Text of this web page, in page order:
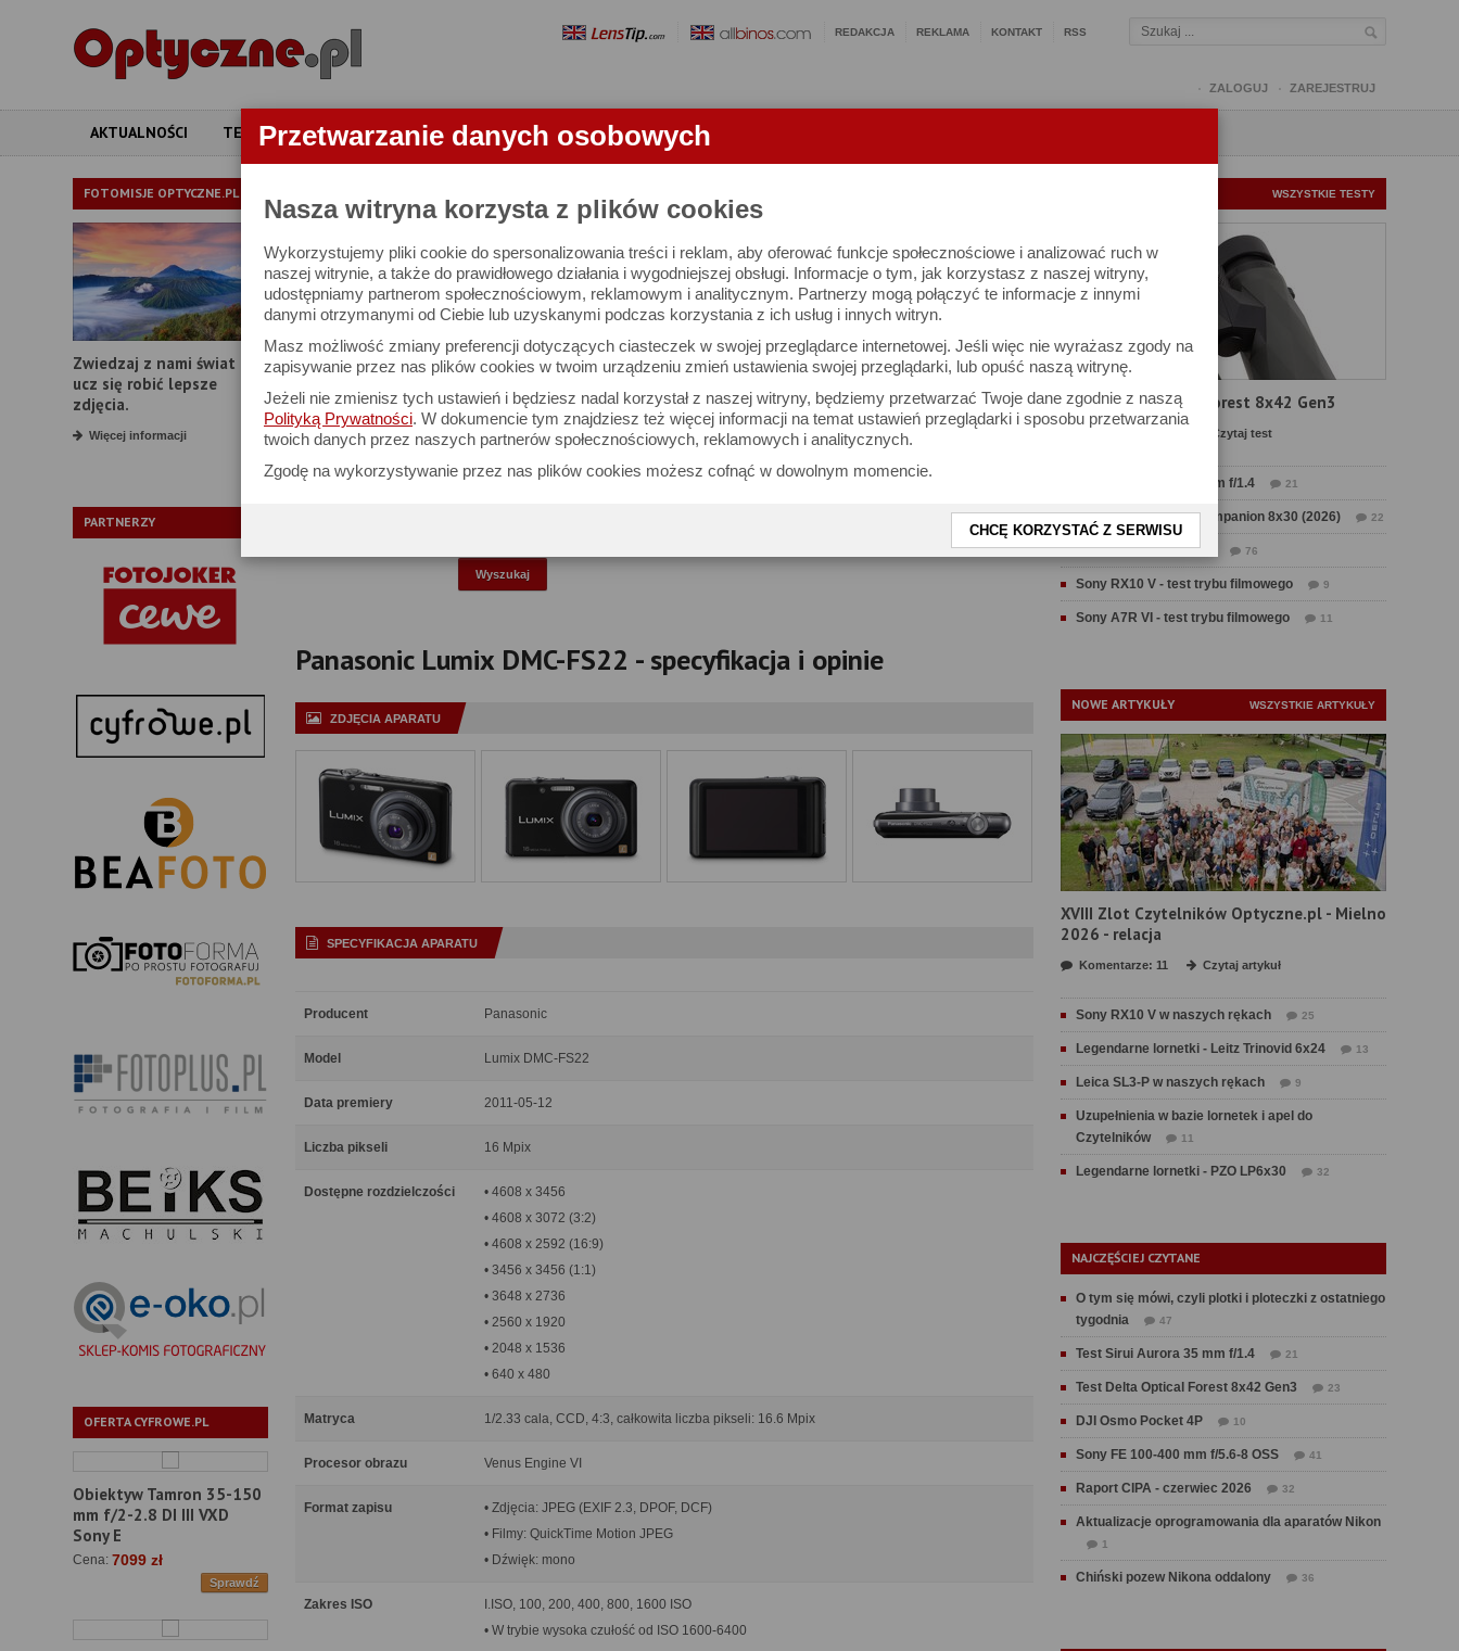
Przetwarzanie danych osobowych
Nasza witryna korzysta z plików cookies
Wykorzystujemy pliki cookie do spersonalizowania treści i reklam, aby oferować funkcje społecznościowe i analizować ruch w
naszej witrynie, a także do prawidłowego działania i wygodniejszej obsługi. Informacje o tym, jak korzystasz z naszej witryny,
udostępniamy partnerom społecznościowym, reklamowym i analitycznym. Partnerzy mogą połączyć te informacje z innymi
danymi otrzymanymi od Ciebie lub uzyskanymi podczas korzystania z ich usług i innych witryn.
Masz możliwość zmiany preferencji dotyczących ciasteczek w swojej przeglądarce internetowej. Jeśli więc nie wyrażasz zgody na
zapisywanie przez nas plików cookies w twoim urządzeniu zmień ustawienia swojej przeglądarki, lub opuść naszą witrynę.
Jeżeli nie zmienisz tych ustawień i będziesz nadal korzystał z naszej witryny, będziemy przetwarzać Twoje dane zgodnie z naszą
Polityką Prywatności. W dokumencie tym znajdziesz też więcej informacji na temat ustawień przeglądarki i sposobu przetwarzania
twoich danych przez naszych partnerów społecznościowych, reklamowych i analitycznych.
Zgodę na wykorzystywanie przez nas plików cookies możesz cofnąć w dowolnym momencie.
CHCĘ KORZYSTAĆ Z SERWISU
REDAKCJA REKLAMA KONTAKT RSS
ZALOGUJ ZAREJESTRUJ
AKTUALNOŚCI TESTY ARTYKUŁY APARATY OBIEKTYWY LORNETKI
FOTOMISJE OPTYCZNE.PL
Zwiedzaj z nami świat i
ucz się robić lepsze
zdjęcia.
Więcej informacji
PARTNERZY
OFERTA CYFROWE.PL
Obiektyw Tamron 35-150
mm f/2-2.8 DI III VXD
Sony E
Cena: 7099 zł
Sprawdź
APARATY
W bazie znajduje się 2455 aparatów i 10741 ocen.
Możesz też zrobić
własne porównanie aparatów
Porównaj aparaty
Proszę podać interesujące Cię parametry
Producent:
Model:
Rozdzielczość:
Zoom optyczny:
Panasonic Lumix DMC-FS22 - specyfikacja i opinie
ZDJĘCIA APARATU
SPECYFIKACJA APARATU
Producent Panasonic
Model Lumix DMC-FS22
Data premiery 2011-05-12
Liczba pikseli 16 Mpix
Dostępne rozdzielczości
• 4608 x 3456
• 4608 x 3072 (3:2)
• 4608 x 2592 (16:9)
• 3456 x 3456 (1:1)
• 3648 x 2736
• 2560 x 1920
• 2048 x 1536
• 640 x 480
Matryca 1/2.33 cala, CCD, 4:3, całkowita liczba pikseli: 16.6 Mpix
Procesor obrazu Venus Engine VI
Format zapisu
• Zdjęcia: JPEG (EXIF 2.3, DPOF, DCF)
• Filmy: QuickTime Motion JPEG
• Dźwięk: mono
Zakres ISO
I.ISO, 100, 200, 400, 800, 1600 ISO
• W trybie wysoka czułość od ISO 1600-6400
WSZYSTKIE TESTY
Test Delta Optical Forest 8x42 Gen3
Czytaj test
Test Sirui Aurora 35 mm f/1.4 21
Test Swarovski CL Companion 8x30 (2026) 22
Test Fujifilm GFX 100 II 76
Sony RX10 V - test trybu filmowego 9
Sony A7R VI - test trybu filmowego 11
NOWE ARTYKUŁY WSZYSTKIE ARTYKUŁY
XVIII Zlot Czytelników Optyczne.pl - Mielno
2026 - relacja
Komentarze: 11 Czytaj artykuł
Sony RX10 V w naszych rękach 25
Legendarne lornetki - Leitz Trinovid 6x24 13
Leica SL3-P w naszych rękach 9
Uzupełnienia w bazie lornetek i apel do
Czytelników
11
Legendarne lornetki - PZO LP6x30 32
NAJCZĘŚCIEJ CZYTANE
O tym się mówi, czyli plotki i ploteczki z ostatniego
tygodnia
47
Test Sirui Aurora 35 mm f/1.4 21
Test Delta Optical Forest 8x42 Gen3 23
DJI Osmo Pocket 4P 10
Sony FE 100-400 mm f/5.6-8 OSS 41
Raport CIPA - czerwiec 2026 32
Aktualizacje oprogramowania dla aparatów Nikon
1
Chiński pozew Nikona oddalony 36